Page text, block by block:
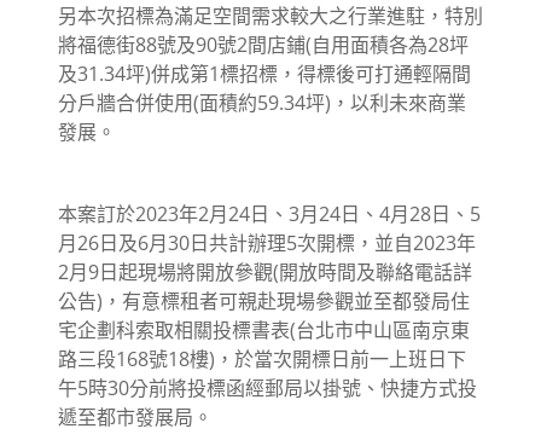
另本次招標為滿足空間需求較大之行業進駐，特別
將福德街88號及90號2間店鋪(自用面積各為28坪
及31.34坪)併成第1標招標，得標後可打通輕隔間
分戶牆合併使用(面積約59.34坪)，以利未來商業
發展。
本案訂於2023年2月24日、3月24日、4月28日、5
月26日及6月30日共計辦理5次開標，並自2023年
2月9日起現場將開放參觀(開放時間及聯絡電話詳
公告)，有意標租者可親赴現場參觀並至都發局住
宅企劃科索取相關投標書表(台北市中山區南京東
路三段168號18樓)，於當次開標日前一上班日下
午5時30分前將投標函經郵局以掛號、快捷方式投
遞至都市發展局。